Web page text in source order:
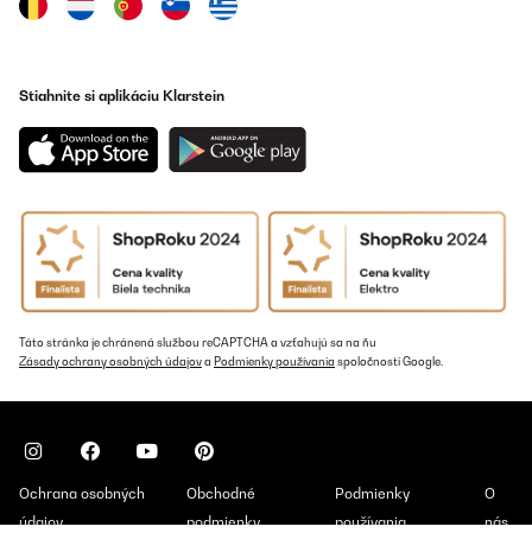
Stiahnite si aplikáciu Klarstein
Táto stránka je chránená službou reCAPTCHA a vzťahujú sa na ňu
Zásady ochrany osobných údajova Podmienky používania spoločnosti Google.
Ochrana osobných
údajov
Obchodné
podmienky
Podmienky
používania
O
nás